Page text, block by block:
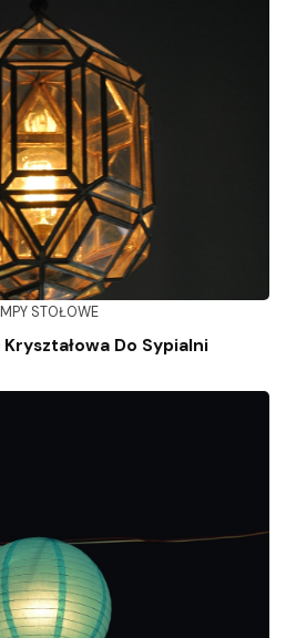
STOŁOWE
Do Sypialni